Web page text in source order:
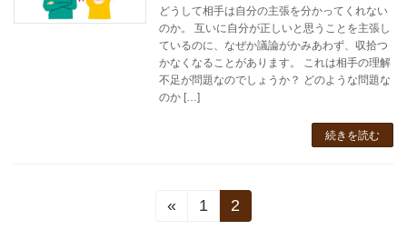
どうして相手は自分の主張を分かってくれない
のか。 互いに自分が正しいと思うことを主張し
ているのに、なぜか議論がかみあわず、収拾つ
かなくなることがあります。 これは相手の理解
不足が問題なのでしょうか？ どのような問題な
のか […]
続きを読む
«
固
1
固
2